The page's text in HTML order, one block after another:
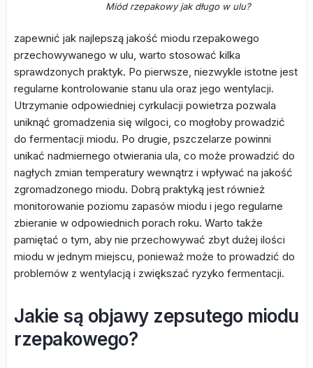
Miód rzepakowy jak długo w ulu?
zapewnić jak najlepszą jakość miodu rzepakowego
przechowywanego w ulu, warto stosować kilka
sprawdzonych praktyk. Po pierwsze, niezwykle istotne jest
regularne kontrolowanie stanu ula oraz jego wentylacji.
Utrzymanie odpowiedniej cyrkulacji powietrza pozwala
uniknąć gromadzenia się wilgoci, co mogłoby prowadzić
do fermentacji miodu. Po drugie, pszczelarze powinni
unikać nadmiernego otwierania ula, co może prowadzić do
nagłych zmian temperatury wewnątrz i wpływać na jakość
zgromadzonego miodu. Dobrą praktyką jest również
monitorowanie poziomu zapasów miodu i jego regularne
zbieranie w odpowiednich porach roku. Warto także
pamiętać o tym, aby nie przechowywać zbyt dużej ilości
miodu w jednym miejscu, ponieważ może to prowadzić do
problemów z wentylacją i zwiększać ryzyko fermentacji.
Jakie są objawy zepsutego miodu
rzepakowego?